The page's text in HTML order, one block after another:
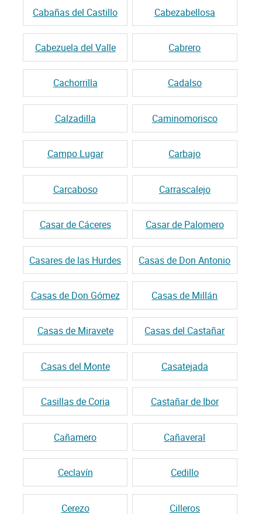
Cabañas del Castillo Cabezabellosa
Cabezuela del Valle Cabrero
Cachorrilla Cadalso
Calzadilla Caminomorisco
Campo Lugar Carbajo
Carcaboso Carrascalejo
Casar de Cáceres Casar de Palomero
Casares de las Hurdes Casas de Don Antonio
Casas de Don Gómez Casas de Millán
Casas de Miravete Casas del Castañar
Casas del Monte Casatejada
Casillas de Coria Castañar de Ibor
Cañamero Cañaveral
Ceclavín Cedillo
Cerezo Cilleros